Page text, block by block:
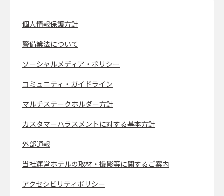
個人情報保護方針
警備業法について
ソーシャルメディア・ポリシー
コミュニティ・ガイドライン
マルチステークホルダー方針
カスタマーハラスメントに対する基本方針
外部通報
当社運営ホテルの取材・撮影等に関するご案内
アクセシビリティポリシー